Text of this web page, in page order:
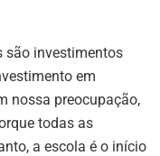
são investimentos
em
nossa preocupação,
todas as
a escola é o início